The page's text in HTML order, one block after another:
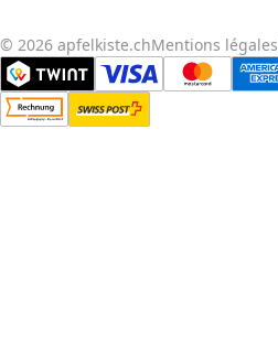
© 2026 apfelkiste.chMentions légales